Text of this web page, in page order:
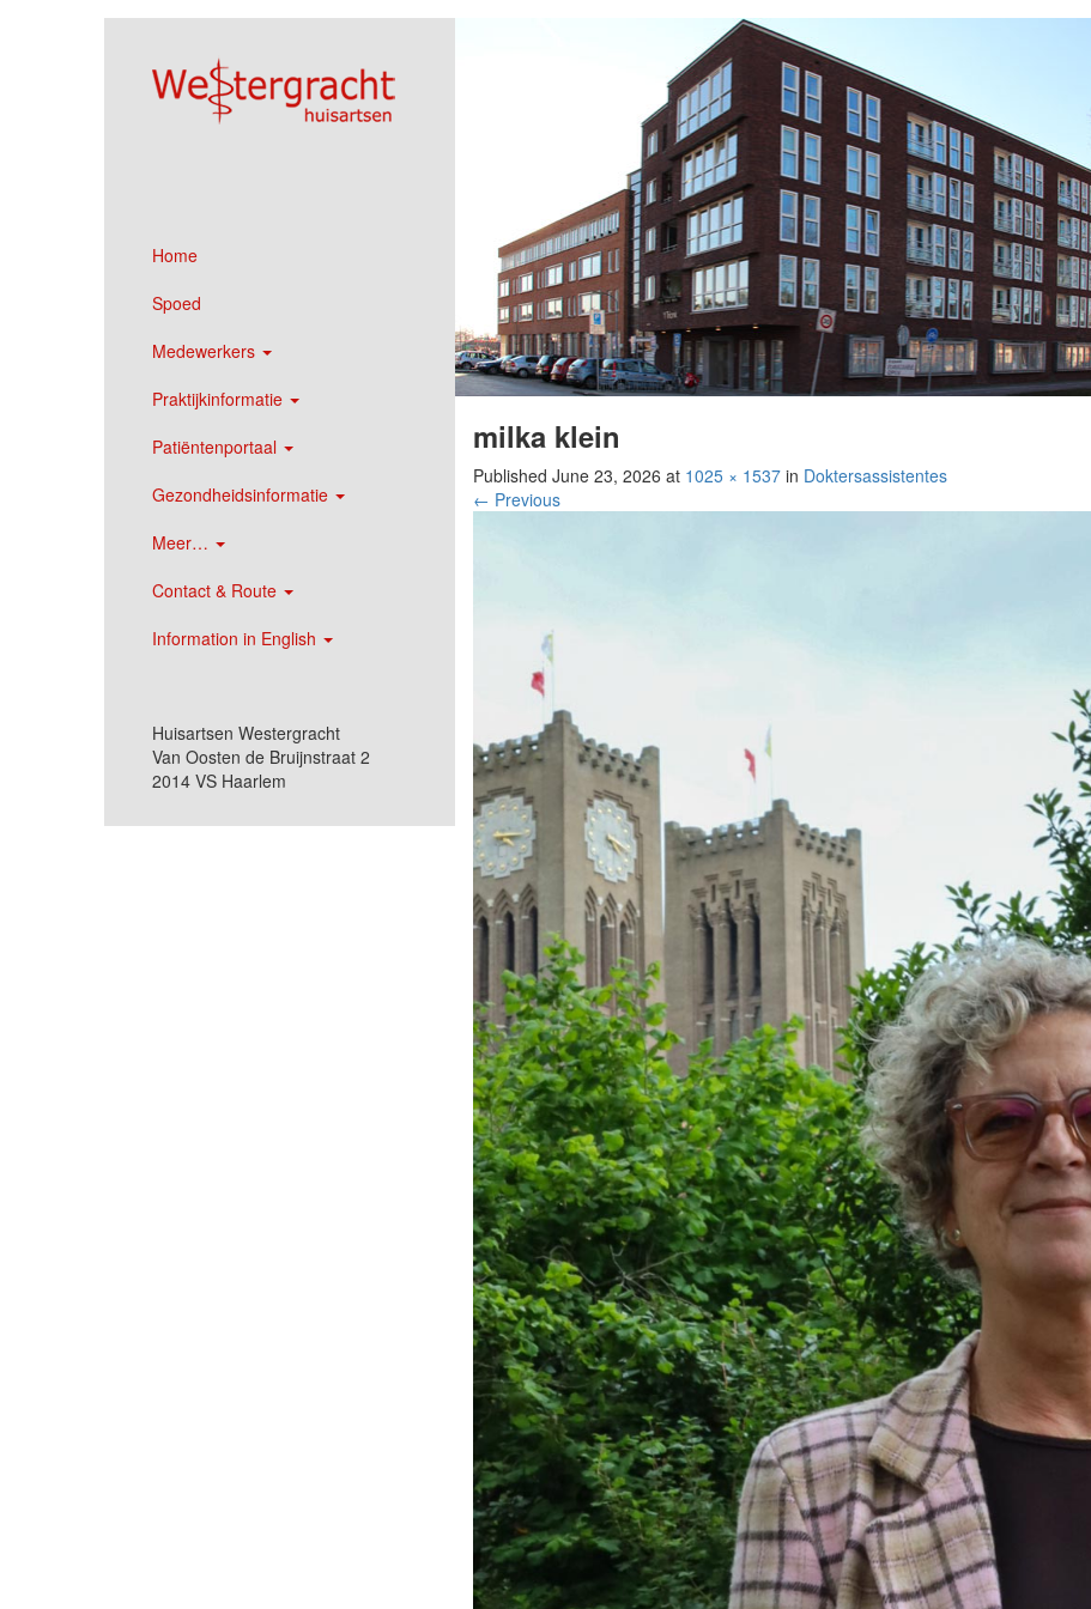
Home
Spoed
Medewerkers
Praktijkinformatie
Patiëntenportaal
Gezondheidsinformatie
Meer…
Contact & Route
Information in English
Huisartsen Westergracht
Van Oosten de Bruijnstraat 2
2014 VS Haarlem
milka klein
Published June 23, 2026 at 1025 × 1537in Doktersassistentes
← Previous